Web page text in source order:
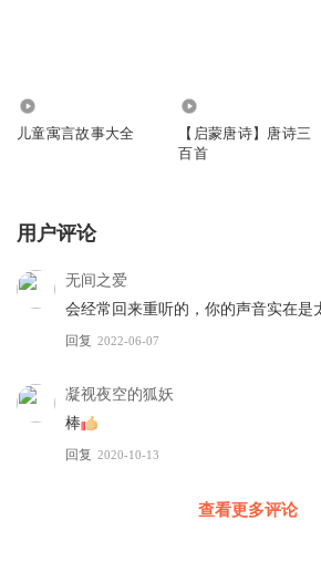
儿童寓言故事大全
【启蒙唐诗】唐诗三
百首
用户评论
无间之爱
会经常回来重听的，你的声音实在是
回复 2022-06-07
凝视夜空的狐妖
棒
回复 2020-10-13
查看更多评论